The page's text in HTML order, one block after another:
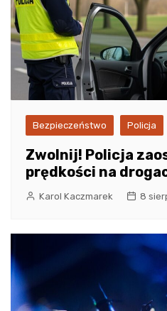
Bezpieczeństwo Policja
Zwolnij! Policja
prędkości na
Karol Kaczmarek 8